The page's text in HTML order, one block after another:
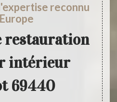
reconnu
restauration
intérieur
69440